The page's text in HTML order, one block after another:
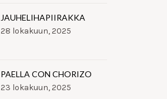
JAUHELIHAPIIRAKKA
28 lokakuun, 2025
PAELLA CON CHORIZO
23 lokakuun, 2025